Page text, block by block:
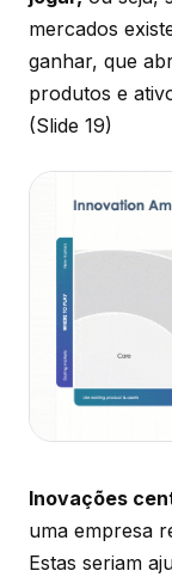
mercados
ganhar, que
produtos e
(Slide 19)
Inovações
uma empresa
Estas seriam